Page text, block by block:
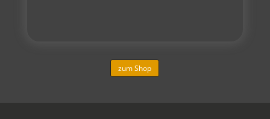
zum Shop